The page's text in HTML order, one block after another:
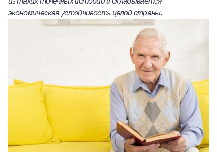
экономическая устойчивость целой страны.